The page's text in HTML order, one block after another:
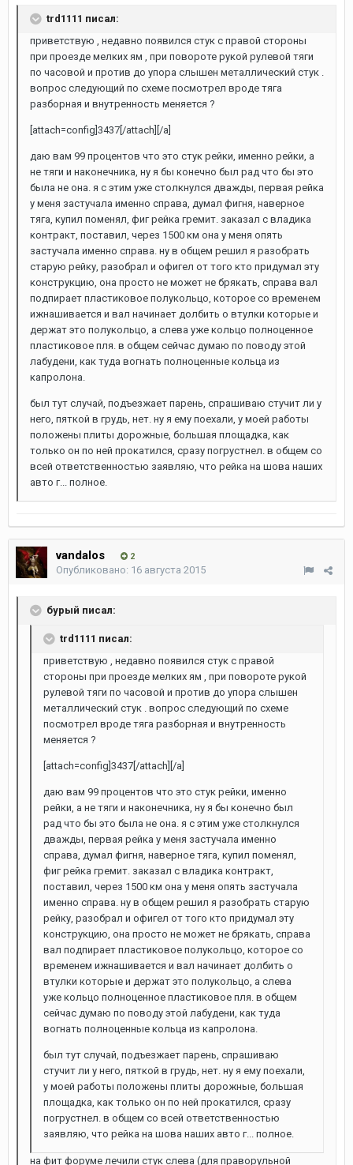
trd1111 писал:
приветствую , недавно появился стук с правой стороны
при проезде мелких ям , при повороте рукой рулевой тяги
по часовой и против до упора слышен металлический стук .
вопрос следующий по схеме посмотрел вроде тяга
разборная и внутренность меняется ?
[attach=config]3437[/attach][/а]
даю вам 99 процентов что это стук рейки, именно рейки, а
не тяги и наконечника, ну я бы конечно был рад что бы это
была не она. я с этим уже столкнулся дважды, первая рейка
у меня застучала именно справа, думал фигня, наверное
тяга, купил поменял, фиг рейка гремит. заказал с владика
контракт, поставил, через 1500 км она у меня опять
застучала именно справа. ну в общем решил я разобрать
старую рейку, разобрал и офигел от того кто придумал эту
конструкцию, она просто не может не брякать, справа вал
подпирает пластиковое полукольцо, которое со временем
ижнашивается и вал начинает долбить о втулки которые и
держат это полукольцо, а слева уже кольцо полноценное
пластиковое пля. в общем сейчас думаю по поводу этой
лабудени, как туда вогнать полноценные кольца из
капролона.
был тут случай, подъезжает парень, спрашиваю стучит ли у
него, пяткой в грудь, нет. ну я ему поехали, у моей работы
положены плиты дорожные, большая площадка, как
только он по ней прокатился, сразу погрустнел. в общем со
всей ответственностью заявляю, что рейка на шова наших
авто г... полное.
vandalos 2
Опубликовано: 16 августа 2015
бурый писал:
trd1111 писал:
приветствую , недавно появился стук с правой
стороны при проезде мелких ям , при повороте рукой
рулевой тяги по часовой и против до упора слышен
металлический стук . вопрос следующий по схеме
посмотрел вроде тяга разборная и внутренность
меняется ?
[attach=config]3437[/attach][/а]
даю вам 99 процентов что это стук рейки, именно
рейки, а не тяги и наконечника, ну я бы конечно был
рад что бы это была не она. я с этим уже столкнулся
дважды, первая рейка у меня застучала именно
справа, думал фигня, наверное тяга, купил поменял,
фиг рейка гремит. заказал с владика контракт,
поставил, через 1500 км она у меня опять застучала
именно справа. ну в общем решил я разобрать старую
рейку, разобрал и офигел от того кто придумал эту
конструкцию, она просто не может не брякать, справа
вал подпирает пластиковое полукольцо, которое со
временем ижнашивается и вал начинает долбить о
втулки которые и держат это полукольцо, а слева
уже кольцо полноценное пластиковое пля. в общем
сейчас думаю по поводу этой лабудени, как туда
вогнать полноценные кольца из капролона.
был тут случай, подъезжает парень, спрашиваю
стучит ли у него, пяткой в грудь, нет. ну я ему поехали,
у моей работы положены плиты дорожные, большая
площадка, как только он по ней прокатился, сразу
погрустнел. в общем со всей ответственностью
заявляю, что рейка на шова наших авто г... полное.
на фит форуме лечили стук слева (для праворульной